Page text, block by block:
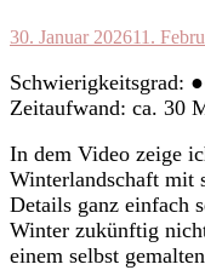
30. Januar 202611.
Schwierigkeitsgrad:
Zeitaufwand: ca. 30
In dem Video zeige
Winterlandschaft mit
Details ganz einfach
Winter zukünftig
einem selbst